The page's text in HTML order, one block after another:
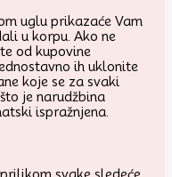
uglu prikazaće Vam
u korpu. Ako ne
od kupovine
ih uklonite
koje se za svaki
je narudžbina
ispražnjena.